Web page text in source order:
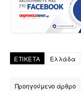
ΕΤΙΚΕΤΑ Ελλάδα
Προηγούμενο άρθρο